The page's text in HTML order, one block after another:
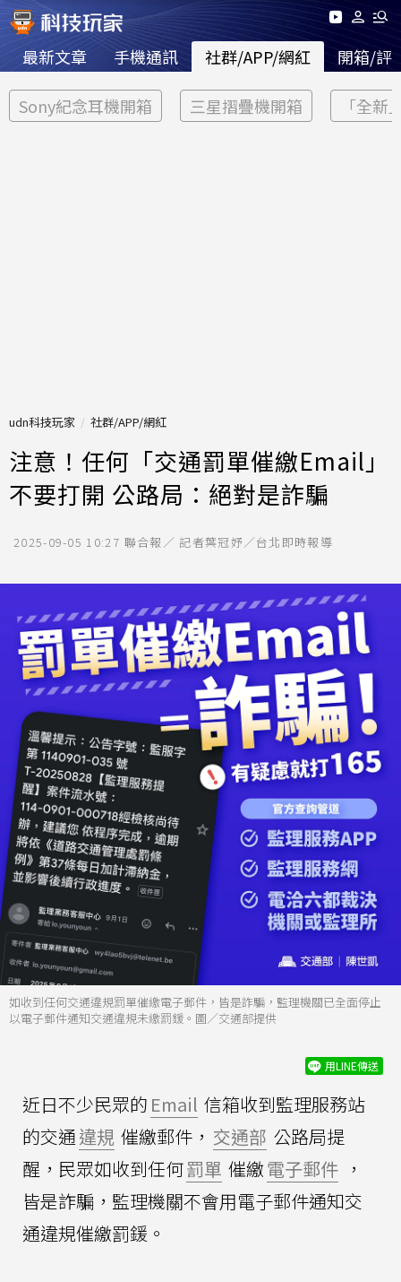
最新文章 手機通訊 社群/APP/網紅 開箱/評
Sony紀念耳機開箱 三星摺疊機開箱 「全新
udn科技玩家 社群/APP/網紅
注意！任何「交通罰單催繳Email」
不要打開 公路局：絕對是詐騙
2025-09-05 10:27 聯合報／ 記者葉冠妤／台北即時報導
如收到任何交通違規罰單催繳電子郵件，皆是詐騙，監理機關已全面停止
以電子郵件通知交通違規未繳罰鍰。圖／交通部提供
用LINE傳送
近日不少民眾的 Email 信箱收到監理服務站
的交通違規 催繳郵件， 交通部 公路局提
醒，民眾如收到任何罰單 催繳電子郵件 ，
皆是詐騙，監理機關不會用電子郵件通知交
通違規催繳罰鍰。